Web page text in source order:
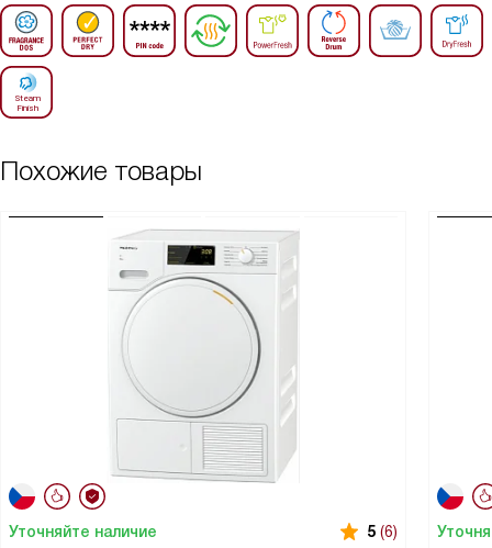
Похожие товары
Уточняйте наличие 5 (6)